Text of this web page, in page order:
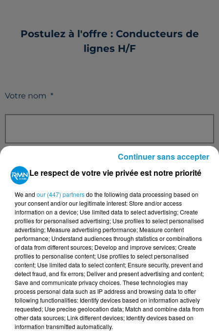
Postulez à l'offre : Conducteurs de
lignes H/F
Votre nom *
Votre n° de téléphone*
Votre message*
Le respect de votre vie privée est notre priorité
We and our (447) partnersdo the following data processing based on
your consent and/or our legitimate interest: Store and/or access
information on a device; Use limited data to select advertising; Create
profiles for personalised advertising; Use profiles to select personalised
advertising; Measure advertising performance; Measure content
performance; Understand audiences through statistics or combinations
of data from different sources; Develop and improve services; Create
profiles to personalise content; Use profiles to select personalised
content; Use limited data to select content; Ensure security, prevent and
detect fraud, and fix errors; Deliver and present advertising and content;
Save and communicate privacy choices. These technologies may
process personal data such as IP address and browsing data to offer
following functionalities: Identify devices based on information actively
requested; Use precise geolocation data; Match and combine data from
other data sources; Link different devices; Identify devices based on
information transmitted automatically.
Continuer sans accepter